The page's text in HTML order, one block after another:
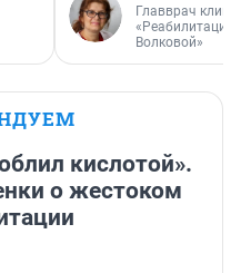
Главврач
«Реабилитация
Волковой»
кислотой».
о жестоком